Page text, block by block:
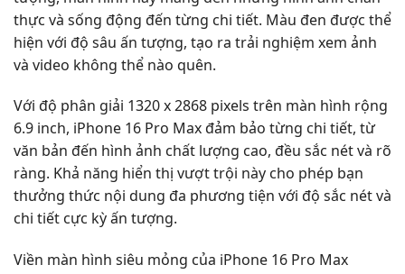
thực và sống động đến từng chi tiết. Màu đen được thể
hiện với độ sâu ấn tượng, tạo ra trải nghiệm xem ảnh
và video không thể nào quên.
Với độ phân giải 1320 x 2868 pixels trên màn hình rộng
6.9 inch, iPhone 16 Pro Max đảm bảo từng chi tiết, từ
văn bản đến hình ảnh chất lượng cao, đều sắc nét và rõ
ràng. Khả năng hiển thị vượt trội này cho phép bạn
thưởng thức nội dung đa phương tiện với độ sắc nét và
chi tiết cực kỳ ấn tượng.
Viền màn hình siêu mỏng của iPhone 16 Pro Max